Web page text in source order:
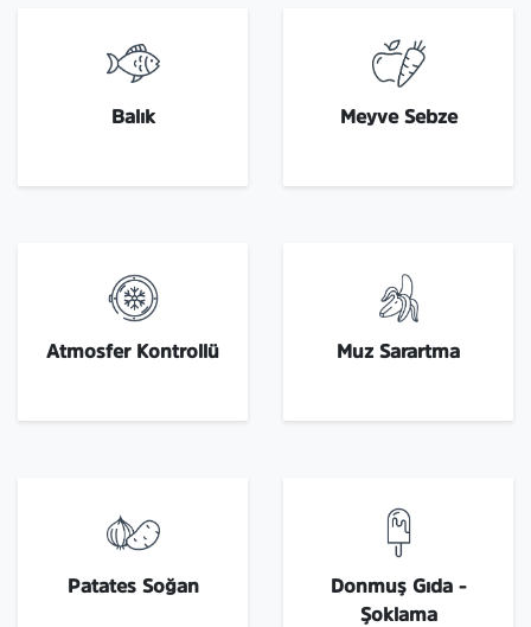
Balık Meyve Sebze
Atmosfer Kontrollü Muz Sarartma
Patates Soğan
Donmuş Gıda -
Şoklama